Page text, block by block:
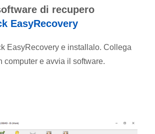
di recupero
EasyRecovery
EasyRecovery e installalo. Collega
computer e avvia il software.